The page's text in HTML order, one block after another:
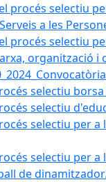
procés selectiu
a les
procés selectiu
organització
selectiu
selectiu
selectiu per
selectiu per
de